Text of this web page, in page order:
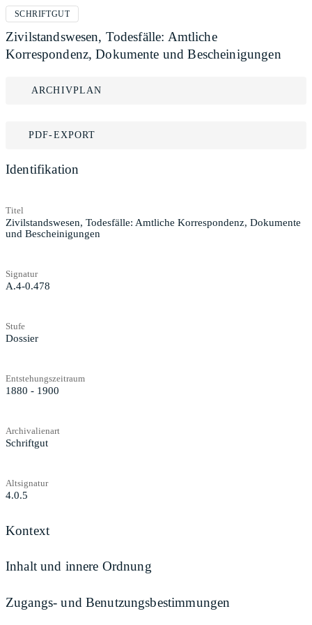
SCHRIFTGUT
Zivilstandswesen, Todesfälle: Amtliche
Korrespondenz, Dokumente und Bescheinigungen
ARCHIVPLAN
PDF-EXPORT
Identifikation
Titel
Zivilstandswesen, Todesfälle: Amtliche Korrespondenz, Dokumente
und Bescheinigungen
Signatur
A.4-0.478
Stufe
Dossier
Entstehungszeitraum
1880 - 1900
Archivalienart
Schriftgut
Altsignatur
4.0.5
Kontext
Inhalt und innere Ordnung
Zugangs- und Benutzungsbestimmungen